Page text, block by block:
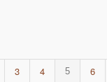
3 4 5
6